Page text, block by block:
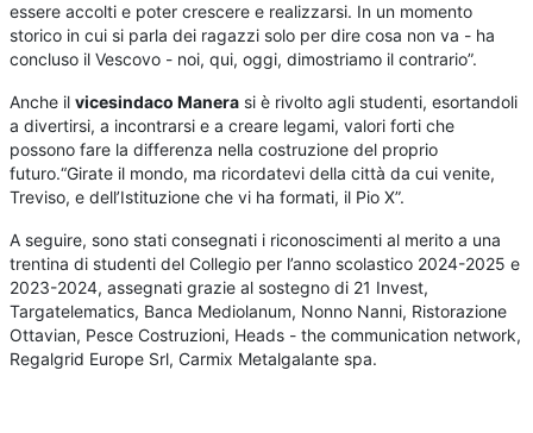
essere accolti e poter crescere e realizzarsi. In un momento
storico in cui si parla dei ragazzi solo per dire cosa non va - ha
concluso il Vescovo - noi, qui, oggi, dimostriamo il contrario”.
Anche ilvicesindaco Manera si è rivolto agli studenti, esortandoli
a divertirsi, a incontrarsi e a creare legami, valori forti che
possono fare la differenza nella costruzione del proprio
futuro.“Girate il mondo, ma ricordatevi della città da cui venite,
Treviso, e dell’Istituzione che vi ha formati, il Pio X”.
A seguire, sono stati consegnati i riconoscimenti al merito a una
trentina di studenti del Collegio per l’anno scolastico 2024-2025 e
2023-2024, assegnati grazie al sostegno di 21 Invest,
Targatelematics, Banca Mediolanum, Nonno Nanni, Ristorazione
Ottavian, Pesce Costruzioni, Heads - the communication network,
Regalgrid Europe Srl, Carmix Metalgalante spa.